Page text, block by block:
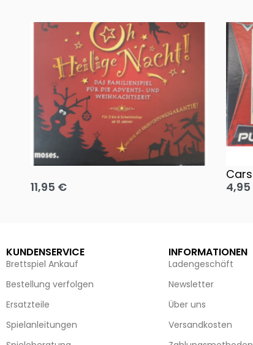
Oh, heilige Nacht!
11,95 €
Cars
4,95
KUNDENSERVICE
Brettspiel Ankauf
Bestellung verfolgen
Ersatzteile
Spielanleitungen
INFORMATIONEN
Ladengeschäft
Newsletter
Über uns
Versandkosten